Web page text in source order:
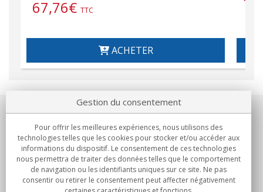
67,76€ TTC
ACHETER
Notre société
Engagements
Achats
Gestion du consentement
Pour offrir les meilleures expériences, nous utilisons des
technologies telles que les cookies pour stocker et/ou accéder aux
informations du dispositif. Le consentement de ces technologies
nous permettra de traiter des données telles que le comportement
de navigation ou les identifiants uniques sur ce site. Ne pas
consentir ou retirer le consentement peut affecter négativement